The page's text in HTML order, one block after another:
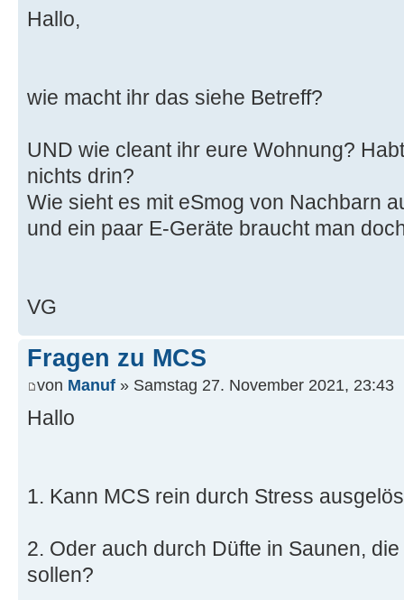
Hallo,
wie macht ihr das siehe Betreff?
UND wie cleant ihr eure Wohnung?
nichts drin?
Wie sieht es mit eSmog von Nachbarn
und ein paar E-Geräte braucht man
VG
Fragen zu MCS
von Manuf » Samstag 27. November 2021, 23:43
Hallo
1. Kann MCS rein durch Stress
2. Oder auch durch Düfte in Saunen,
sollen?